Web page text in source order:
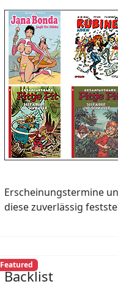
Erscheinungstermine
diese zuverlässig
Featured
Backlist